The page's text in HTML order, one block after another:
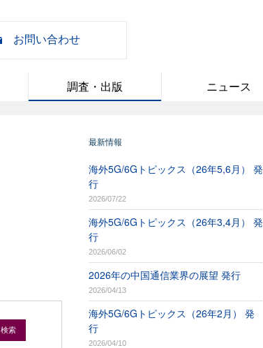
お問い合わせ
調査・出版 ニュース
検索
最新情報
海外5G/6Gトピックス（26年5,6月） 発
行
2026/07/22
海外5G/6Gトピックス（26年3,4月） 発
行
2026/06/02
2026年の中国通信業界の展望 発行
2026/04/13
海外5G/6Gトピックス（26年2月） 発
行
2026/04/10